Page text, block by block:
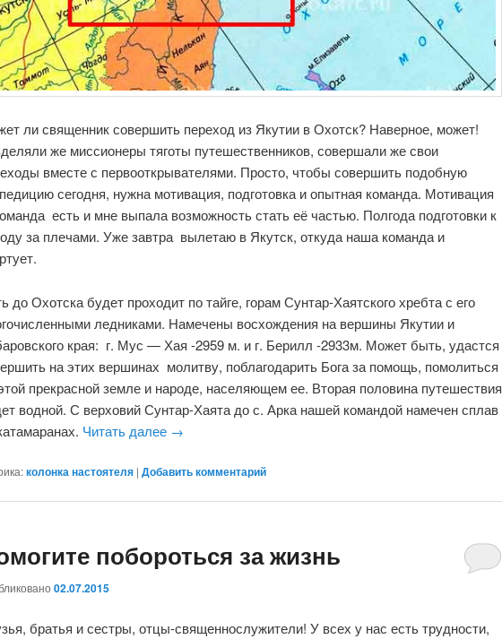
ли священник совершить переход из Якутии в Охотск? Наверное, может!
же миссионеры тяготы путешественников, совершали же свои
вместе с первооткрывателями. Просто, чтобы совершить подобную
сегодня, нужна мотивация, подготовка и опытная команда. Мотивация
есть и мне выпала возможность стать её частью. Полгода подготовки к
за плечами. Уже завтра вылетаю в Якутск, откуда наша команда и
до Охотска будет проходит по тайге, горам Сунтар-Хаятского хребта с его
ледниками. Намечены восхождения на вершины Якутии и
края: г. Мус — Хая -2959 м. и г. Берилл -2933м. Может быть, удастся
на этих вершинах молитву, поблагодарить Бога за помощь, помолиться
прекрасной земле и народе, населяющем ее. Вторая половина путешествия
водной. С верховий Сунтар-Хаята до с. Арка нашей командой намечен сплав
Читать далее →
колонка настоятеля | Добавить комментарий
побороться за жизнь
02.07.2015
братья и сестры, отцы-священнослужители! У всех у нас есть трудности,